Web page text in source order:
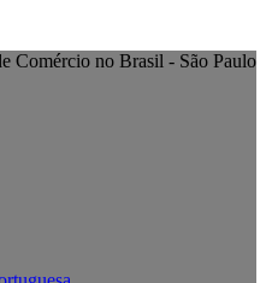
Comércio no Brasil - São Paulo